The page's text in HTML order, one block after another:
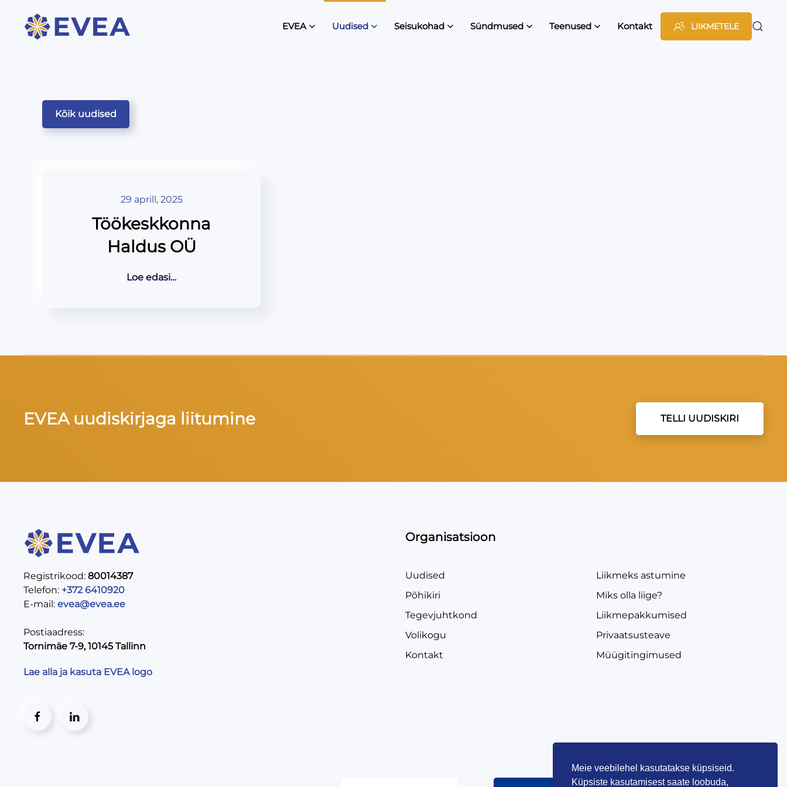
EVEA Uudised Seisukohad Sündmused Teenused Kontakt LIIKMETELE
Kõik uudised
29 aprill, 2025
Töökeskkonna
Haldus OÜ
Loe edasi…
EVEA uudiskirjaga liitumine TELLI UUDISKIRI
Registrikood: 80014387
Telefon: +372 6410920
E-mail: evea@evea.ee
Postiaadress:
Tornimäe 7-9, 10145 Tallinn
Lae alla ja kasuta EVEA logo
Organisatsioon
Uudised
Põhikiri
Tegevjuhtkond
Volikogu
Kontakt
Liikmeks astumine
Miks olla liige?
Liikmepakkumised
Privaatsusteave
Müügitingimused
Meie veebilehel kasutatakse küpsiseid.
Küpsiste kasutamisest saate loobuda,